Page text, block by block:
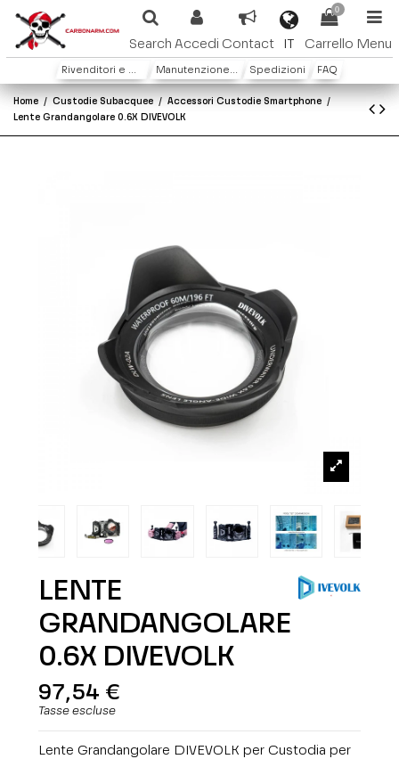
Search Accedi Contact IT
0
Carrello Menu
Rivenditori e Distributori Manutenzione e Garanzia Spedizioni FAQ
Home Custodie Subacquee
Accessori Custodie Smartphone
Lente Grandangolare 0.6X DIVEVOLK
LENTE
GRANDANGOLARE
0.6X DIVEVOLK
97,54 €
Tasse escluse
Lente Grandangolare DIVEVOLK per Custodia per